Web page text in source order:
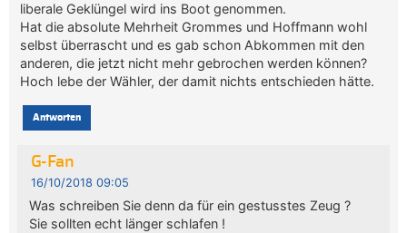
liberale Geklüngel wird ins Boot genommen.
Hat die absolute Mehrheit Grommes und Hoffmann wohl
selbst überrascht und es gab schon Abkommen mit den
anderen, die jetzt nicht mehr gebrochen werden können?
Hoch lebe der Wähler, der damit nichts entschieden hätte.
Antworten
G-Fan
16/10/2018 09:05
Was schreiben Sie denn da für ein gestusstes Zeug ?
Sie sollten echt länger schlafen !